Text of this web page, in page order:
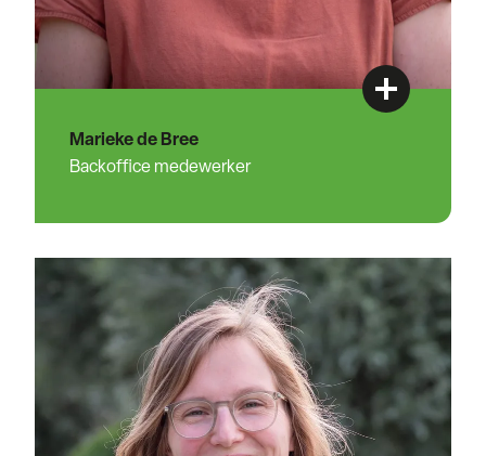
Marieke de Bree
Backoffice medewerker